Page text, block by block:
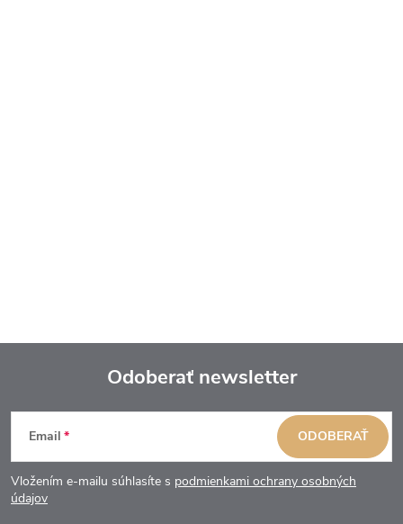
Z
á
p
Odoberať newsletter
Email
Vložením e-mailu súhlasíte s podmienkami ochrany osobných
údajov
ODOBERAŤ